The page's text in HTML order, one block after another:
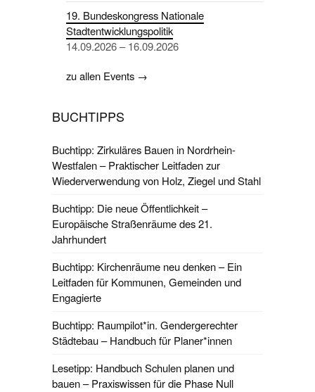
19. Bundeskongress Nationale
Stadtentwicklungspolitik
14.09.2026 – 16.09.2026
zu allen Events →
BUCHTIPPS
Buchtipp: Zirkuläres Bauen in Nordrhein-
Westfalen – Praktischer Leitfaden zur
Wiederverwendung von Holz, Ziegel und Stahl
Buchtipp: Die neue Öffentlichkeit –
Europäische Straßenräume des 21.
Jahrhundert
Buchtipp: Kirchenräume neu denken – Ein
Leitfaden für Kommunen, Gemeinden und
Engagierte
Buchtipp: Raumpilot*in. Gendergerechter
Städtebau – Handbuch für Planer*innen
Lesetipp: Handbuch Schulen planen und
bauen – Praxiswissen für die Phase Null